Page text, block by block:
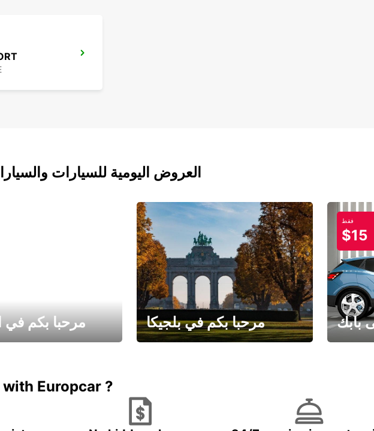
العروض اليومية للسيارات
مرحبا بكم في مرحبا بكم في بلجيكا
فقط
$15
بابك
Europcar ?